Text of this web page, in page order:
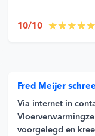
10/10
Fred Meijer
Via internet in
voorgelegd en